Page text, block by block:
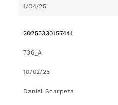
1/04/25
20255330157441
736_A
10/02/25
Daniel Scarpeta